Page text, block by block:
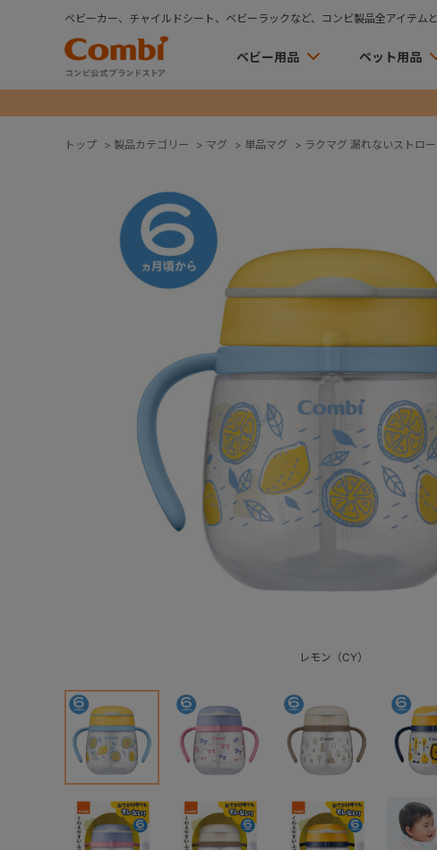
ベビーカー、チャイルドシート、ベビーラックなど、コンビ製品全アイテム
ベビー用品 ペット用品
トップ > 製品カテゴリー > マグ > 単品マグ > ラクマグ 漏れないストロ
レモン（CY）